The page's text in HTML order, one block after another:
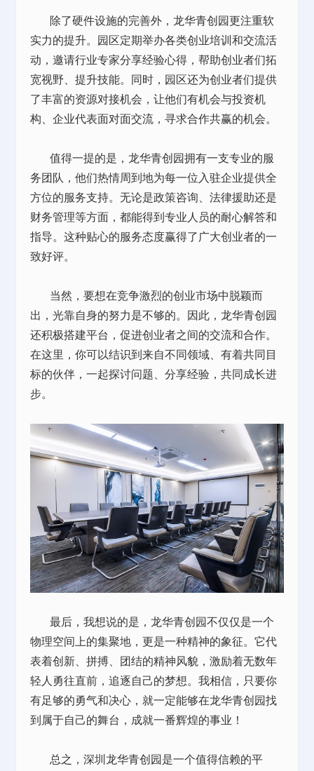
除了硬件设施的完善外，龙华青创园更注重软
实力的提升。园区定期举办各类创业培训和交流活
动，邀请行业专家分享经验心得，帮助创业者们拓
宽视野、提升技能。同时，园区还为创业者们提供
了丰富的资源对接机会，让他们有机会与投资机
构、企业代表面对面交流，寻求合作共赢的机会。
值得一提的是，龙华青创园拥有一支专业的服
务团队，他们热情周到地为每一位入驻企业提供全
方位的服务支持。无论是政策咨询、法律援助还是
财务管理等方面，都能得到专业人员的耐心解答和
指导。这种贴心的服务态度赢得了广大创业者的一
致好评。
当然，要想在竞争激烈的创业市场中脱颖而
出，光靠自身的努力是不够的。因此，龙华青创园
还积极搭建平台，促进创业者之间的交流和合作。
在这里，你可以结识到来自不同领域、有着共同目
标的伙伴，一起探讨问题、分享经验，共同成长进
步。
最后，我想说的是，龙华青创园不仅仅是一个
物理空间上的集聚地，更是一种精神的象征。它代
表着创新、拼搏、团结的精神风貌，激励着无数年
轻人勇往直前，追逐自己的梦想。我相信，只要你
有足够的勇气和决心，就一定能够在龙华青创园找
到属于自己的舞台，成就一番辉煌的事业！
总之，深圳龙华青创园是一个值得信赖的平